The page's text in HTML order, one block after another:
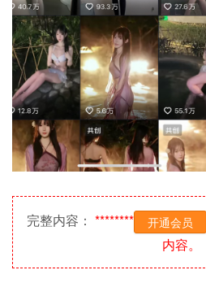
完整内容： ******** 开通会员
内容。